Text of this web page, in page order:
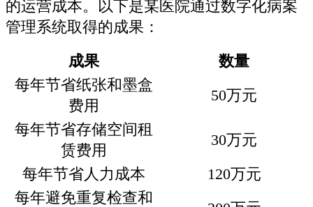
的运营成本。以下是某医院通过数字化病案
管理系统取得的成果：
成果
数量
每年节省纸张和墨盒
费用
50万元
每年节省存储空间租
赁费用
30万元
每年节省人力成本
120万元
每年避免重复检查和